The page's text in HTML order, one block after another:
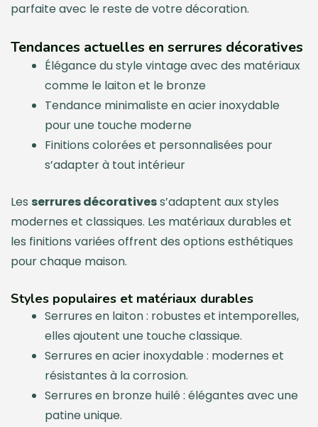
parfaite avec le reste de votre décoration.
Tendances actuelles en serrures décoratives
Élégance du style vintage avec des matériaux
comme le laiton et le bronze
Tendance minimaliste en acier inoxydable
pour une touche moderne
Finitions colorées et personnalisées pour
s’adapter à tout intérieur
Les serrures décorativess’adaptent aux styles
modernes et classiques. Les matériaux durables et
les finitions variées offrent des options esthétiques
pour chaque maison.
Styles populaires et matériaux durables
Serrures en laiton : robustes et intemporelles,
elles ajoutent une touche classique.
Serrures en acier inoxydable : modernes et
résistantes à la corrosion.
Serrures en bronze huilé : élégantes avec une
patine unique.